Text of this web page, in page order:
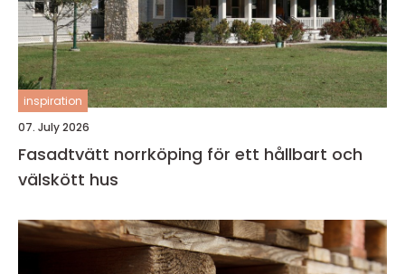
inspiration
07. July 2026
Fasadtvätt norrköping för ett hållbart och
välskött hus